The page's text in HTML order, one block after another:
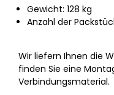
Gewicht: 128 kg
Anzahl der
Wir liefern Ihnen die
finden Sie eine
Verbindungsmaterial.